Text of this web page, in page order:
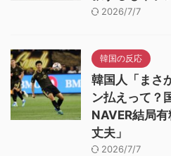
2026/7/7
韓国の反応
韓国人「まさ
ン払えって？
NAVER結局
丈夫」
2026/7/7